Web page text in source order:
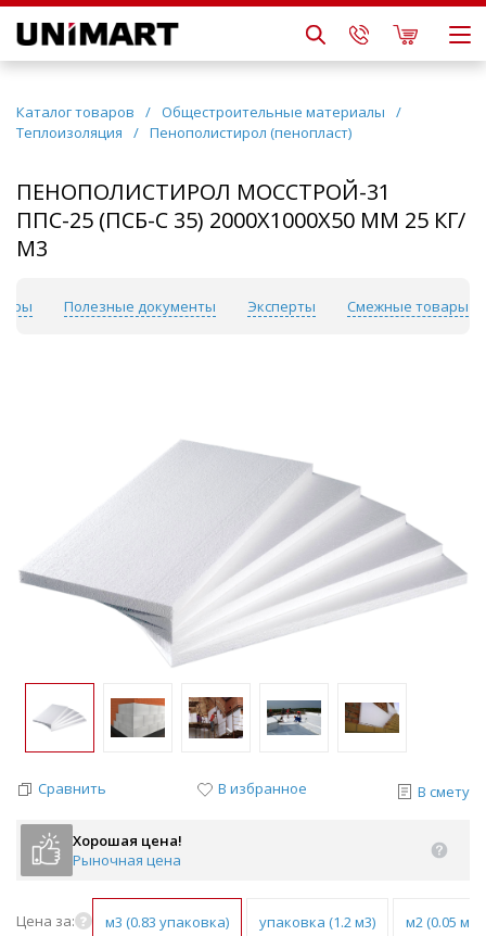
Каталог товаров / Общестроительные материалы
/
Теплоизоляция
/ Пенополистирол (пенопласт)
ПЕНОПОЛИСТИРОЛ МОССТРОЙ-31
ППС-25 (ПСБ-С 35) 2000Х1000Х50 ММ 25 КГ/
М3
Полезные документы Эксперты Смежные товары
Сравнить В избранное В смету
Хорошая цена!
Рыночная цена
Цена за: м3 (0.83 упаковка) упаковка (1.2 м3) м2 (0.05 м3)